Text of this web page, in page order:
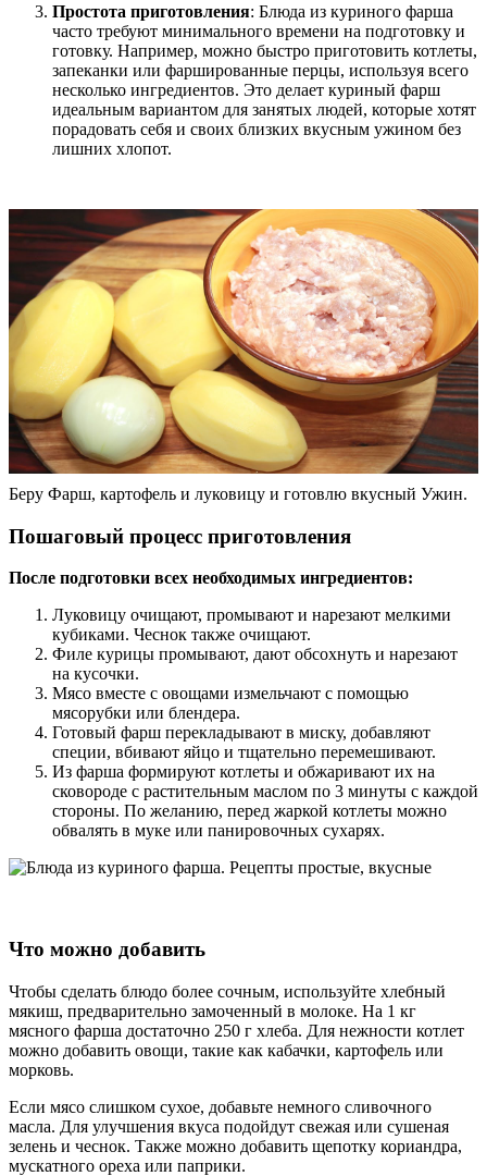
Простота приготовления: Блюда из куриного фарша
часто требуют минимального времени на подготовку и
готовку. Например, можно быстро приготовить котлеты,
запеканки или фаршированные перцы, используя всего
несколько ингредиентов. Это делает куриный фарш
идеальным вариантом для занятых людей, которые хотят
порадовать себя и своих близких вкусным ужином без
лишних хлопот.
Беру Фарш, картофель и луковицу и готовлю вкусный Ужин.
Пошаговый процесс приготовления
После подготовки всех необходимых ингредиентов:
Луковицу очищают, промывают и нарезают мелкими
кубиками. Чеснок также очищают.
Филе курицы промывают, дают обсохнуть и нарезают
на кусочки.
Мясо вместе с овощами измельчают с помощью
мясорубки или блендера.
Готовый фарш перекладывают в миску, добавляют
специи, вбивают яйцо и тщательно перемешивают.
Из фарша формируют котлеты и обжаривают их на
сковороде с растительным маслом по 3 минуты с каждой
стороны. По желанию, перед жаркой котлеты можно
обвалять в муке или панировочных сухарях.
Что можно добавить
Чтобы сделать блюдо более сочным, используйте хлебный
мякиш, предварительно замоченный в молоке. На 1 кг
мясного фарша достаточно 250 г хлеба. Для нежности котлет
можно добавить овощи, такие как кабачки, картофель или
морковь.
Если мясо слишком сухое, добавьте немного сливочного
масла. Для улучшения вкуса подойдут свежая или сушеная
зелень и чеснок. Также можно добавить щепотку кориандра,
мускатного ореха или паприки.